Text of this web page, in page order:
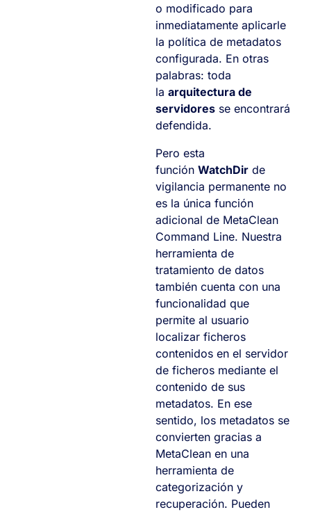
o modificado para
inmediatamente aplicarle
la política de metadatos
configurada. En otras
palabras: toda
la arquitectura de
servidores se encontrará
defendida.
Pero esta
función WatchDir de
vigilancia permanente no
es la única función
adicional de MetaClean
Command Line. Nuestra
herramienta de
tratamiento de datos
también cuenta con una
funcionalidad que
permite al usuario
localizar ficheros
contenidos en el servidor
de ficheros mediante el
contenido de sus
metadatos. En ese
sentido, los metadatos se
convierten gracias a
MetaClean en una
herramienta de
categorización y
recuperación. Pueden